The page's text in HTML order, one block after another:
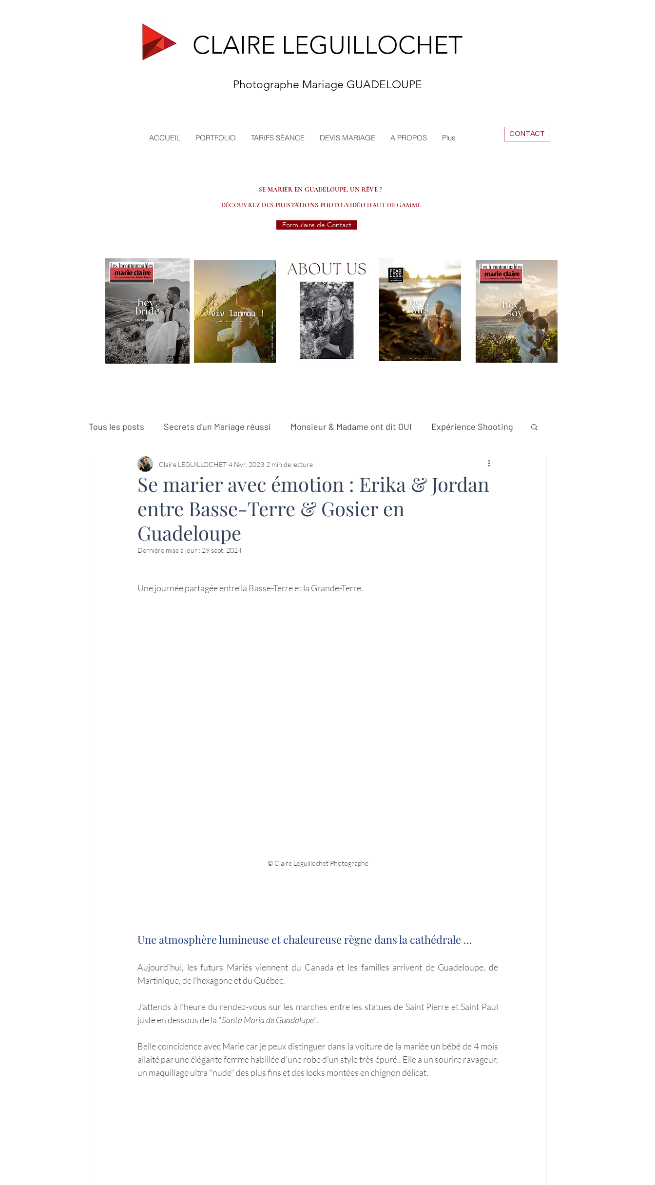
CLAIRE LEGUILLOCHET
Photographe Mariage GUADELOUPE
ACCUEIL PORTFOLIO TARIFS SÉANCE DEVIS MARIAGE A PROPOS Plus CONTACT
SE MARIER EN GUADELOUPE, UN RÊVE ?
DÉCOUVREZ DES PRESTATIONS PHOTO+VIDÉOHAUT DE GAMME
Formulaire de Contact
Tous les posts Secrets d'un Mariage réussi Monsieur & Madame ont dit OUI Expérience Shooting
Reportage Villas Prestige
Se marier avec émotion : Erika & Jordan
entre Basse-Terre & Gosier en
Guadeloupe
Claire LEGUILLOCHET 4 févr. 2023 2 min de lecture
Dernière mise à jour : 29 sept. 2024
Une journée partagée entre la Basse-Terre et la Grande-Terre.
© Claire Leguillochet Photographe
Une atmosphère lumineuse et chaleureuse règne dans la cathédrale ...
Aujourd'hui, les futurs Mariés viennent du Canada et les familles arrivent de Guadeloupe, de
Martinique, de l'hexagone et du Québec.
J'attends à l'heure du rendez-vous sur les marches entre les statues de Saint Pierre et Saint Paul
juste en dessous de la "Santa Maria de Guadalupe".
Belle coïncidence avec Marie car je peux distinguer dans la voiture de la mariée un bébé de 4 mois
allaité par une élégante femme habillée d'une robe d'un style très épuré.. Elle a un sourire ravageur,
un maquillage ultra "nude" des plus fins et des locks montées en chignon délicat.